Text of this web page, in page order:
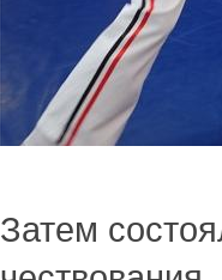
Затем